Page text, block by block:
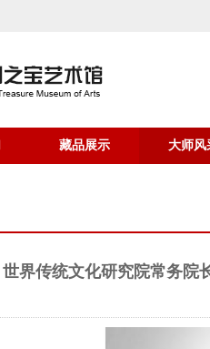
藏品展示 大师风
世界传统文化研究院常务院